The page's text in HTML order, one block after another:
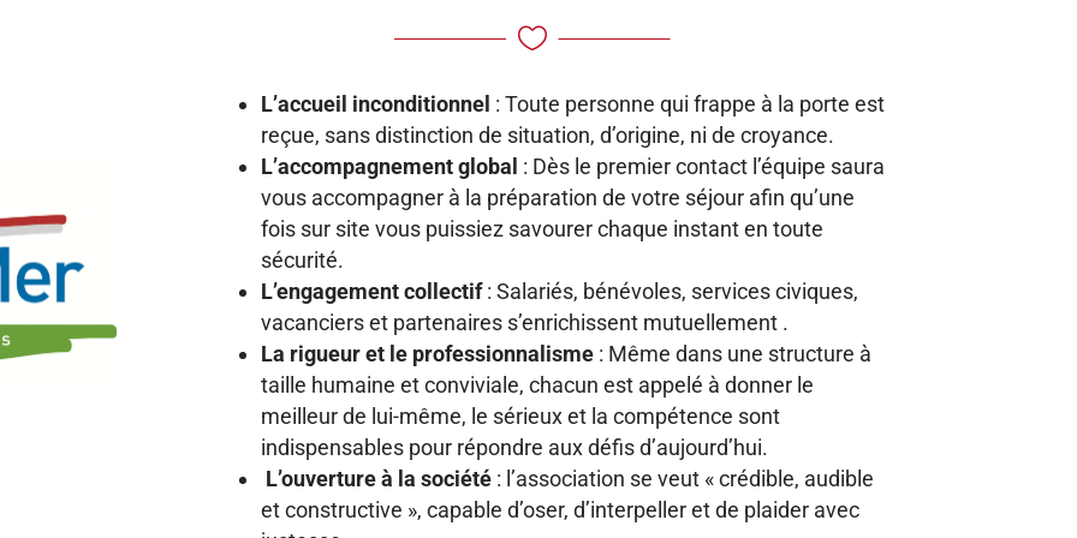

L’accueil inconditionnel : Toute personne qui frappe à la porte est
reçue, sans distinction de situation, d’origine, ni de croyance.
L’accompagnement global : Dès le premier contact l’équipe saura
vous accompagner à la préparation de votre séjour afin qu’une
fois sur site vous puissiez savourer chaque instant en toute
sécurité.
L’engagement collectif: Salariés, bénévoles, services civiques,
vacanciers et partenaires s’enrichissent mutuellement .
La rigueur et le professionnalisme : Même dans une structure à
taille humaine et conviviale, chacun est appelé à donner le
meilleur de lui-même, le sérieux et la compétence sont
indispensables pour répondre aux défis d’aujourd’hui.
L’ouverture à la société : l’association se veut « crédible, audible
et constructive », capable d’oser, d’interpeller et de plaider avec